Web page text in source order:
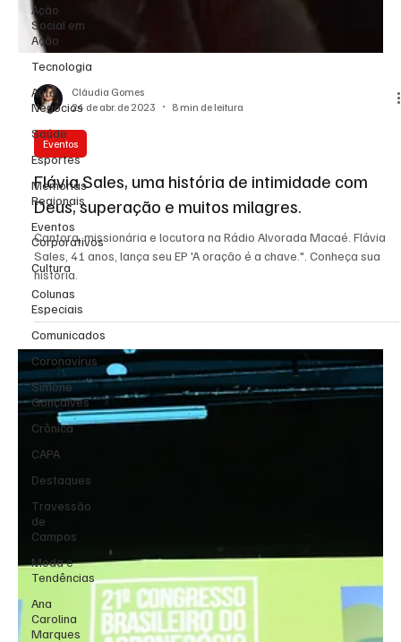
Ação
Social em
Ação
Tecnologia
Auto
Negócios
Saúde
Esportes
Memórias
Regionais
Eventos
Corporativos
Cultura
Colunas
Especiais
Comunicados
Coronavírus
Simone
Gonçalves
Crônica
CAPA
Destaques
Travessão
de
Campos
Moda e
Tendências
Ana
Carolina
Marques
Cláudia Gomes
24 de abr. de 2023
Eventos
Flávia Sales, uma história de intimidade com
Deus, superação e muitos milagres.
Cantora, missionária e locutora na Rádio Alvorada Macaé. Flávia
Sales, 41 anos, lança seu EP 'A oração é a chave.". Conheça sua
história.